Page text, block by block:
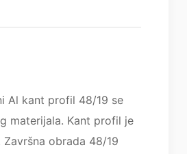
Al kant profil 48/19 se
materijala. Kant profil je
obrada 48/19